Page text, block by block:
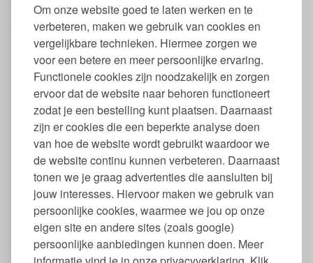
Om onze website goed te laten werken en te
verbeteren, maken we gebruik van cookies en
vergelijkbare technieken. Hiermee zorgen we
voor een betere en meer persoonlijke ervaring.
Functionele cookies zijn noodzakelijk en zorgen
ervoor dat de website naar behoren functioneert
zodat je een bestelling kunt plaatsen. Daarnaast
zijn er cookies die een beperkte analyse doen
van hoe de website wordt gebruikt waardoor we
de website continu kunnen verbeteren. Daarnaast
tonen we je graag advertenties die aansluiten bij
jouw interesses. Hiervoor maken we gebruik van
persoonlijke cookies, waarmee we jou op onze
eigen site en andere sites (zoals google)
persoonlijke aanbiedingen kunnen doen. Meer
Eigenschappen body lotion voor droge
huid
Inhoud: 250 ml.
Van 100% natuurlijke ingrediënten
Vrij van parabenen, synthetische conserveermiddelen,
synthetische geurstoffen en ftalaten
Met verfrissende geur van grapefruit, mandarijn en
sandelhout
Verzorgt en beschermt
Voor de droge huid
In handige pompflacon
Vegan
Dierproefvrij
Natrue gecertificeerd
Verpakking gemaakt van 97% gerecycled PET
Gebruik Weleda duindoorn en vitamine C